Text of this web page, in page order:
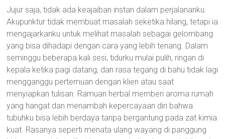
Jujur saja, tidak ada keajaiban instan dalam perjalananku.
Akupunktur tidak membuat masalah seketika hilang, tetapi ia
mengajarkanku untuk melihat masalah sebagai gelombang
yang bisa dihadapi dengan cara yang lebih tenang. Dalam
seminggu beberapa kali sesi, tidurku mulai pulih, ringan di
kepala ketika pagi datang, dan rasa tegang di bahu tidak lagi
mengganggu pertemuan dengan klien atau saat
menyiapkan tulisan. Ramuan herbal memberi aroma rumah
yang hangat dan menambah kepercayaan diri bahwa
tubuhku bisa lebih berdaya tanpa bergantung pada zat kimia
kuat. Rasanya seperti menata ulang wayang di panggung